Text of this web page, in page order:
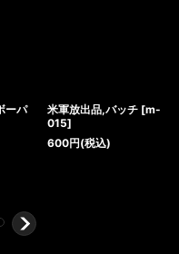
ーパ
米軍放出品,バッチ [m-
015]
600円(税込)